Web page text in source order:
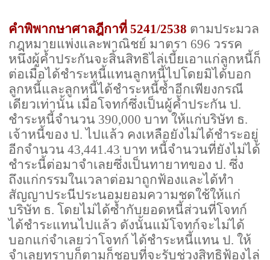
คำพิพากษาศาลฎีกาที่5241/2538 ตามประมวล
กฎหมายแพ่งและพาณิชย์ มาตรา 696 วรรค
หนึ่งผู้ค้ำประกันจะสิ้นสิทธิไล่เบี้ยเอาแก่ลูกหนี้ก็
ต่อเมื่อได้ชำระหนี้แทนลูกหนี้ไปโดยมิได้บอก
ลูกหนี้และลูกหนี้ได้ชำระหนี้ซ้ำอีกเพียงกรณี
เดียวเท่านั้น เมื่อโจทก์ซึ่งเป็นผู้ค้ำประกัน ป.
ชำระหนี้จำนวน 390,000 บาท ให้แก่บริษัท ธ.
เจ้าหนี้ของ ป. ไปแล้ว คงเหลือยังไม่ได้ชำระอยู่
อีกจำนวน43,441.43 บาท หนี้จำนวนที่ยังไม่ได้
ชำระนี้ต่อมาจำเลยซึ่งเป็นทายาทของ ป. ซึ่ง
ถึงแก่กรรมในเวลาต่อมาถูกฟ้องและได้ทำ
สัญญาประนีประนอมยอมความชดใช้ให้แก่
บริษัท ธ. โดยไม่ได้ซ้ำกับยอดหนี้ส่วนที่โจทก์
ได้ชำระแทนไปแล้ว ดังนั้นแม้โจทก์จะไม่ได้
บอกแก่จำเลยว่าโจทก์ ได้ชำระหนี้แทน ป. ให้
จำเลยทราบก็ตามก็ชอบที่จะรับช่วงสิทธิฟ้องไล่